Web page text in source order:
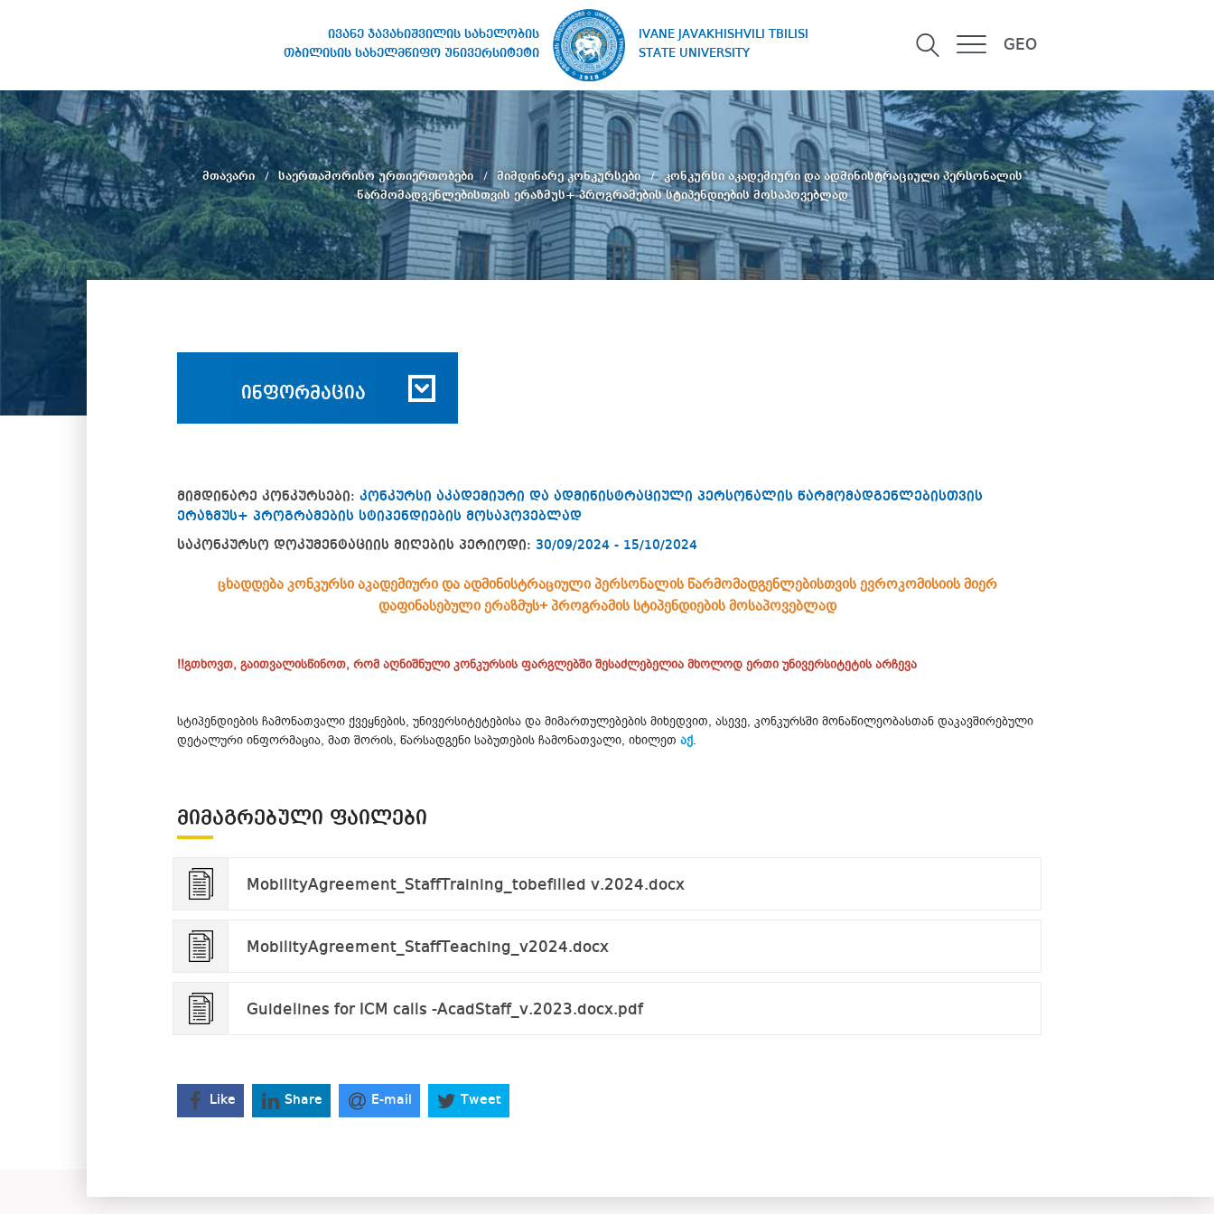
ივანე ჯავახიშვილის სახელობის
თბილისის სახელმწიფო უნივერსიტეტი
IVANE JAVAKHISHVILI TBILISI
STATE UNIVERSITY
GEO
სახელობის თბილისის
სახელმწიფო უნივერსიტეტი
მთავარი საერთაშორისო ურთიერთობები მიმდინარე კონკურსები
კონკურსი აკადემიური და ადმინისტრაციული პერსონალის
წარმომადგენლებისთვის ერაზმუს+ პროგრამების სტიპენდიების მოსაპოვებლად
ინფორმაცია
მიმდინარე კონკურსები: კონკურსი აკადემიური და ადმინისტრაციული პერსონალის წარმომადგენლებისთვის
ერაზმუს+ პროგრამების სტიპენდიების მოსაპოვებლად
საკონკურსო დოკუმენტაციის მიღების პერიოდი: 30/09/2024 - 15/10/2024
ცხადდება კონკურსი აკადემიური და ადმინისტრაციული პერსონალის წარმომადგენლებისთვისევროკომისიის მიერ
დაფინასებული ერაზმუს+ პროგრამისსტიპენდიების მოსაპოვებლად
!!გთხოვთ, გაითვალისწინოთ, რომ აღნიშნული კონკურსის ფარგლებში შესაძლებელია მხოლოდ ერთი უნივერსიტეტის არჩევა
სტიპენდიების ჩამონათვალი ქვეყნების, უნივერსიტეტებისა და მიმართულებების მიხედვით, ასევე, კონკურსში მონაწილეობასთან დაკავშირებული
დეტალური ინფორმაცია, მათ შორის, წარსადგენი საბუთების ჩამონათვალი, იხილეთ აქ.
ᲛᲘᲛᲐᲒᲠᲔᲑᲣᲚᲘ ᲤᲐᲘᲚᲔᲑᲘ
MobilityAgreement_StaffTraining_tobefilled v.2024.docx
MobilityAgreement_StaffTeaching_v2024.docx
Guidelines for ICM calls -AcadStaff_v.2023.docx.pdf
Like Share E-mail Tweet